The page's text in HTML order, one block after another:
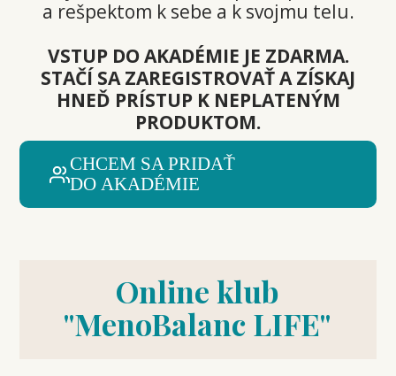
a rešpektom k sebe a k svojmu telu.
VSTUP DO AKADÉMIE JE ZDARMA.
STAČÍ SA ZAREGISTROVAŤ A ZÍSKAJ
HNEĎ PRÍSTUP K NEPLATENÝM
PRODUKTOM.
CHCEM SA PRIDAŤ
DO AKADÉMIE
Online klub
"MenoBalanc LIFE"